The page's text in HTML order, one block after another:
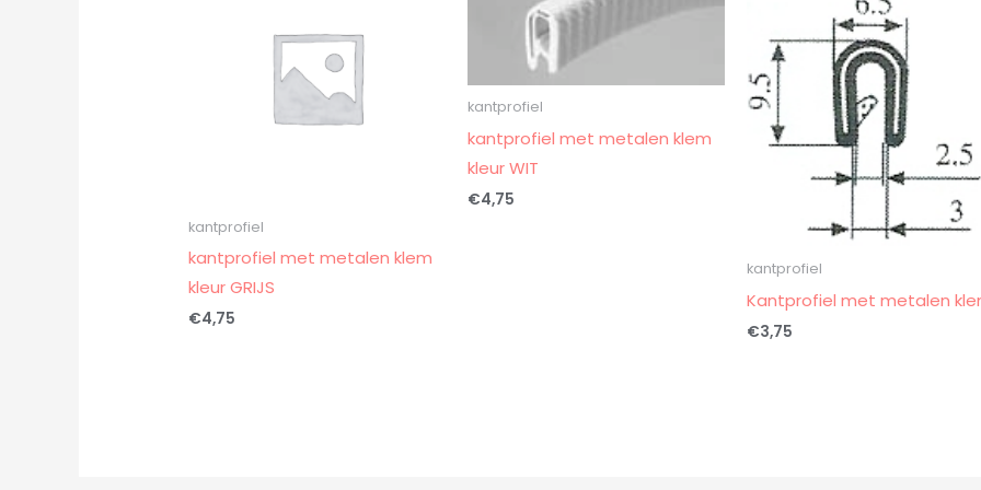
kantprofiel
kantprofiel met metalen klem
kleur GRIJS
€4,75
kantprofiel
kantprofiel met metalen klem
kleur WIT
€4,75
kantprofiel
Kantprofiel met metalen
€3,75